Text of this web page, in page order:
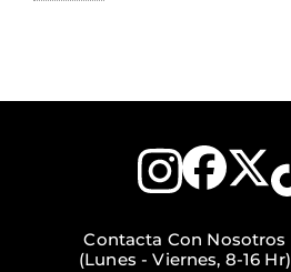
Contacta Con Nosotros
(Lunes - Viernes, 8-16 Hr)